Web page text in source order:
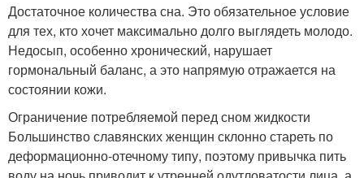
Достаточное количества сна. Это обязательное условие
для тех, кто хочет максимально долго выглядеть молодо.
Недосып, особенно хронический, нарушает
гормональный баланс, а это напрямую отражается на
состоянии кожи.
Ограничение потребляемой перед сном жидкости
Большинство славянских женщин склонно стареть по
деформационно-отечному типу, поэтому привычка пить